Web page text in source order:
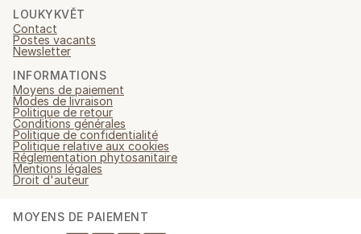
LOUKYKVĚT
Contact
Postes vacants
Newsletter
INFORMATIONS
Moyens de paiement
Modes de livraison
Politique de retour
Conditions générales
Politique de confidentialité
Politique relative aux cookies
Réglementation phytosanitaire
Mentions légales
Droit d'auteur
MOYENS DE PAIEMENT